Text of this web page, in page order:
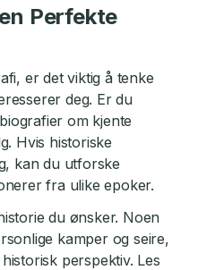
Perfekte
er det viktig å tenke
deg. Er du
om kjente
Hvis historiske
kan du utforske
fra ulike epoker.
du ønsker. Noen
kamper og seire,
perspektiv. Les